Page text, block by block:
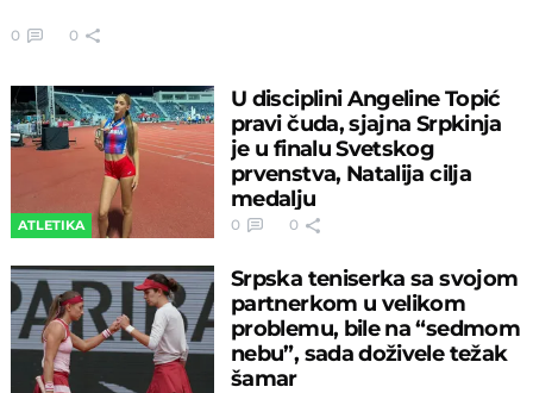
0 0
ATLETIKA
U disciplini Angeline Topić
pravi čuda, sjajna Srpkinja
je u finalu Svetskog
prvenstva, Natalija cilja
medalju
0 0
Srpska teniserka sa svojom
partnerkom u velikom
problemu, bile na “sedmom
nebu”, sada doživele težak
šamar